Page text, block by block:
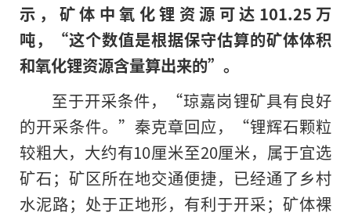
示，矿体中氧化锂资源可达 101.25 万
吨，
“这个数值是根据保守估算的矿体体积
和氧化锂资源含量算出来的” 。
至于开采条件，“琼嘉岗锂矿具有良好
的开采条件。”秦克章回应，“锂辉石颗粒
较粗大，大约有10厘米至20厘米，属于宜选
矿石；矿区所在地交通便捷，已经通了乡村
水泥路；处于正地形，有利于开采；矿体裸